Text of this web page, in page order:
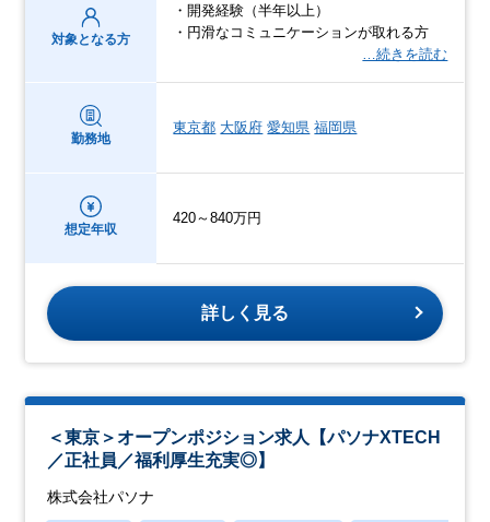
対象となる方
・開発経験（半年以上）
・円滑なコミュニケーションが取れる方
…続きを読む
勤務地
東京都 大阪府 愛知県 福岡県
想定年収
420～840万円
詳しく見る
＜東京＞オープンポジション求人【パソナXTECH
／正社員／福利厚生充実◎】
株式会社パソナ